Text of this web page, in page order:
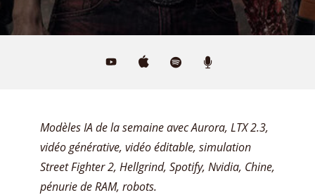
Modèles IA de la semaine avec Aurora, LTX 2.3,
vidéo générative, vidéo éditable, simulation
Street Fighter 2, Hellgrind, Spotify, Nvidia, Chine,
pénurie de RAM, robots.